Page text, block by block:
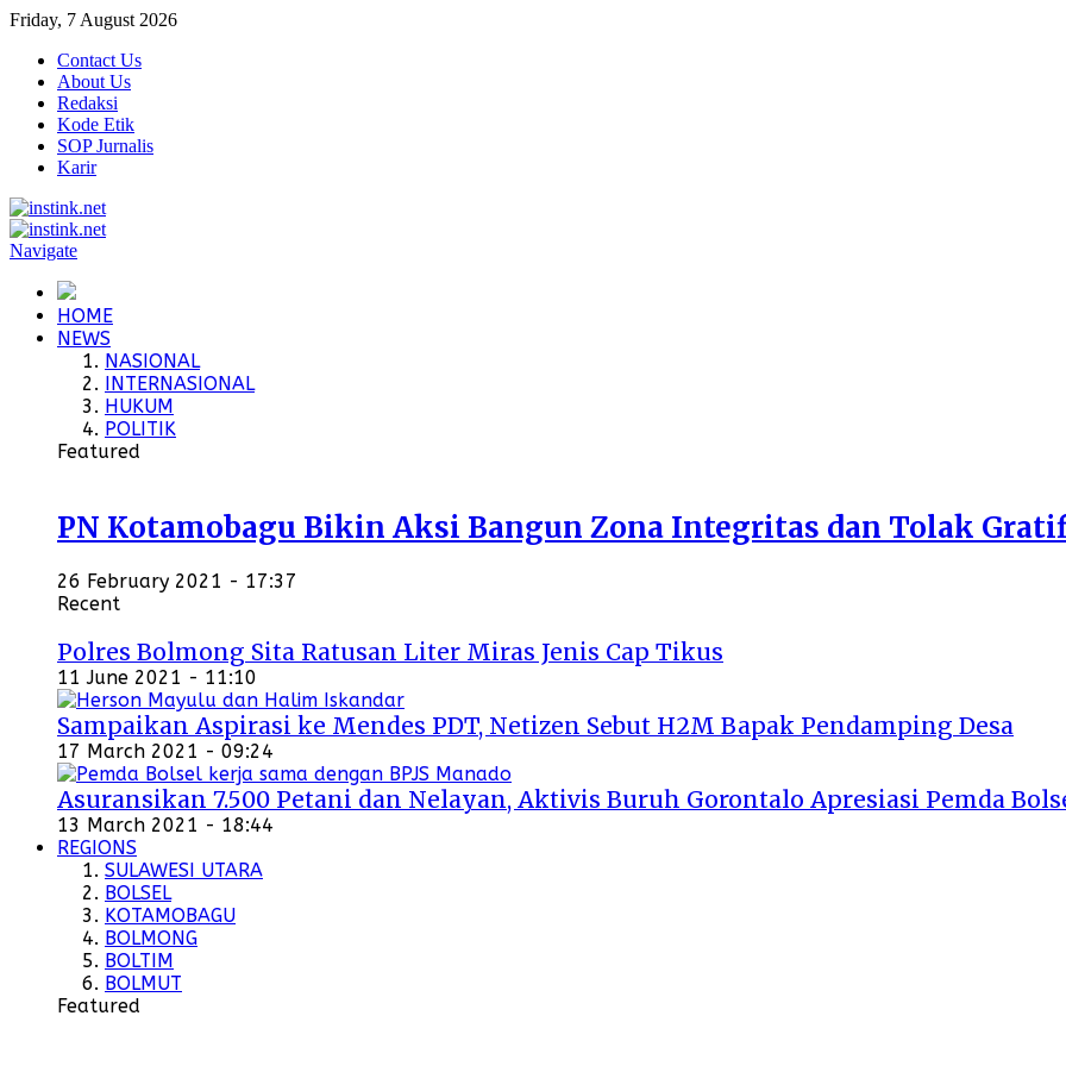
Friday, 7 August 2026
Contact Us
About Us
Redaksi
Kode Etik
SOP Jurnalis
Karir
Navigate
HOME
NEWS
NASIONAL
INTERNASIONAL
HUKUM
POLITIK
Featured
PN Kotamobagu Bikin Aksi Bangun Zona Integritas dan Tolak
26 February 2021 - 17:37
Recent
Polres Bolmong Sita Ratusan Liter Miras Jenis Cap Tikus
11 June 2021 - 11:10
Sampaikan Aspirasi ke Mendes PDT, Netizen Sebut H2M Bapak Pendamping Desa
17 March 2021 - 09:24
Asuransikan 7.500 Petani dan Nelayan, Aktivis Buruh Gorontalo Apresiasi Pemda
13 March 2021 - 18:44
REGIONS
SULAWESI UTARA
BOLSEL
KOTAMOBAGU
BOLMONG
BOLTIM
BOLMUT
Featured